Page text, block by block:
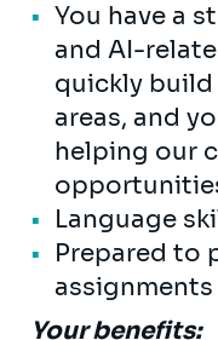
You have a
and AI-
quickly
areas, and
helping our
Language
Prepared to
Your benefits: